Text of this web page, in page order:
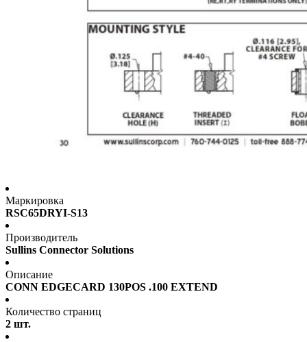
Маркировка
RSC65DRYI-S13
Производитель
Sullins Connector Solutions
Описание
CONN EDGECARD 130POS .100 EXTEND
Количество страниц
2 шт.